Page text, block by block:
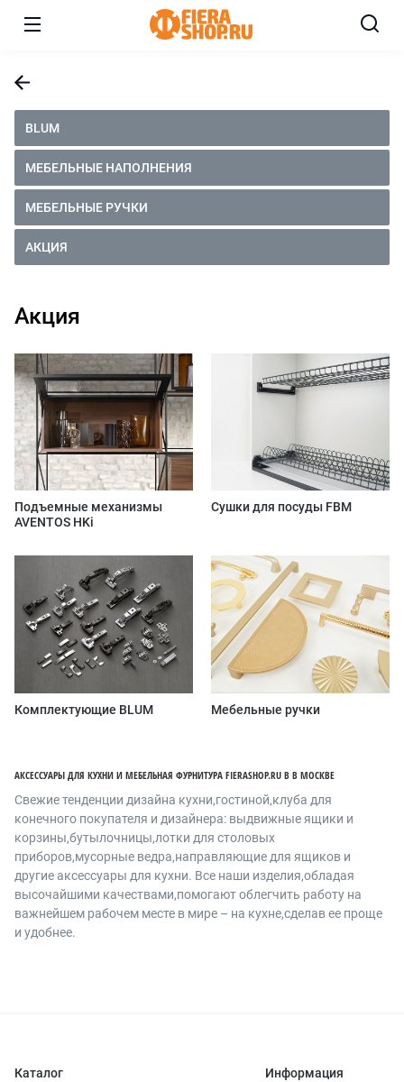
BLUM
МЕБЕЛЬНЫЕ НАПОЛНЕНИЯ
МЕБЕЛЬНЫЕ РУЧКИ
АКЦИЯ
Акция
Подъемные механизмы
AVENTOS HKi
Сушки для посуды FBM
Комплектующие BLUM Мебельные ручки
АКСЕССУАРЫ ДЛЯ КУХНИ И МЕБЕЛЬНАЯ ФУРНИТУРА FIERASHOP.RU В В МОСКВЕ
Cвежие тенденции дизайна кухни,гостиной,клуба для
конечного покупателя и дизайнера: выдвижные ящики и
корзины,бутылочницы,лотки для столовых
приборов,мусорные ведра,направляющие для ящиков и
другие аксессуары для кухни. Все наши изделия,обладая
высочайшими качествами,помогают облегчить работу на
важнейшем рабочем месте в мире – на кухне,сделав ее проще
и удобнее.
Каталог Информация